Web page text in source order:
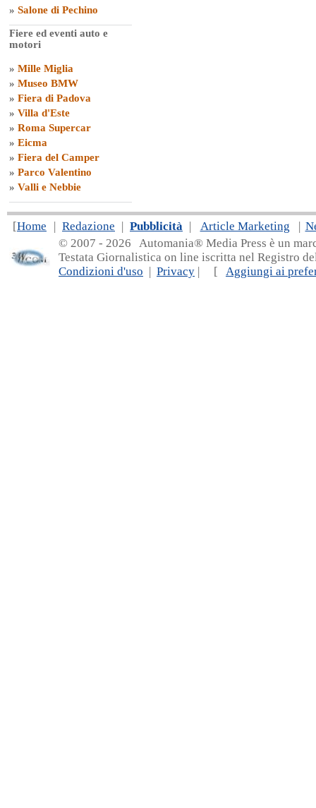
» Salone di Pechino
Fiere ed eventi auto e
motori
» Mille Miglia
» Museo BMW
» Fiera di Padova
» Villa d'Este
» Roma Supercar
» Eicma
» Fiera del Camper
» Parco Valentino
» Valli e Nebbie
[Home | Redazione | Pubblicità | Article Marketing |
© 2007 - 2026 Automania® Media Press è un
Testata Giornalistica on line iscritta nel Registro
Condizioni d'uso | Privacy | [ Aggiungi ai